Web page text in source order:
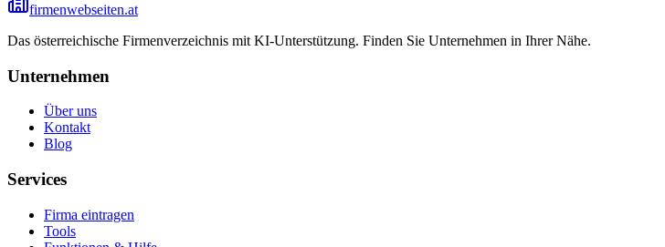
firmenwebseiten.at
Das österreichische Firmenverzeichnis mit KI-Unterstützung. Finden Sie Unternehmen in Ihrer Nähe.
Unternehmen
Über uns
Kontakt
Blog
Services
Firma eintragen
Tools